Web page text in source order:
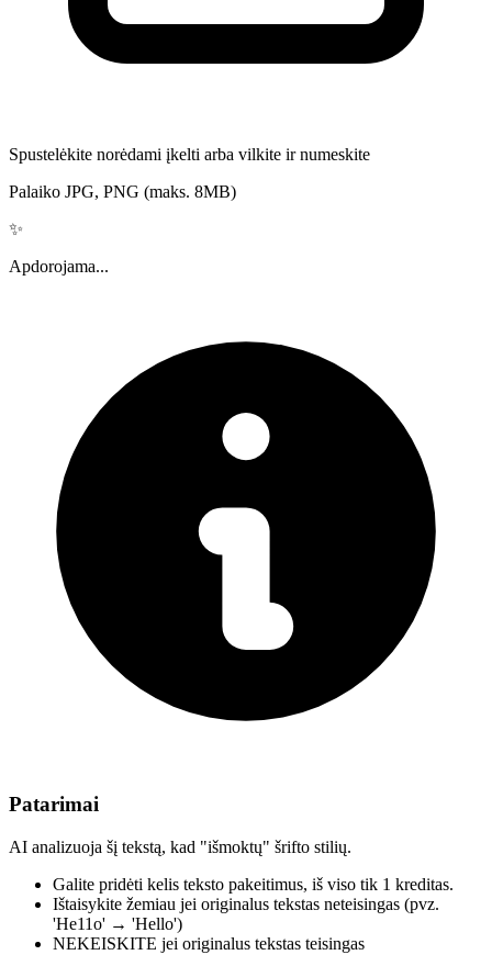
Spustelėkite norėdami įkelti arba vilkite ir numeskite
Palaiko JPG, PNG (maks. 8MB)
✨
Apdorojama...
Patarimai
AI analizuoja šį tekstą, kad "išmoktų" šrifto stilių.
Galite pridėti kelis teksto pakeitimus, iš viso tik 1 kreditas.
Ištaisykite žemiau jei originalus tekstas neteisingas (pvz.
'He11o' → 'Hello')
NEKEISKITE jei originalus tekstas teisingas